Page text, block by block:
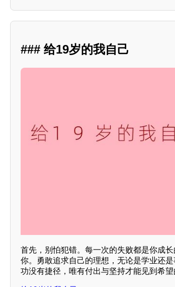
### 给19岁的我自己
首先，别怕犯错。每一次的失败都是你成
你。勇敢追求自己的理想，无论是学业还
功没有捷径，唯有付出与坚持才能见到希望